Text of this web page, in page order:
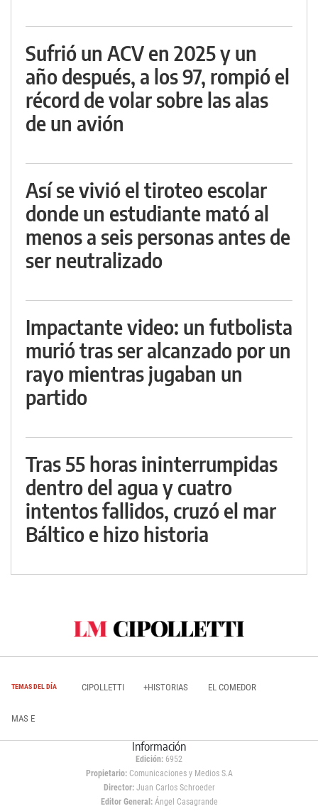
Sufrió un ACV en 2025 y un
año después, a los 97, rompió el
récord de volar sobre las alas
de un avión
Así se vivió el tiroteo escolar
donde un estudiante mató al
menos a seis personas antes de
ser neutralizado
Impactante video: un futbolista
murió tras ser alcanzado por un
rayo mientras jugaban un
partido
Tras 55 horas ininterrumpidas
dentro del agua y cuatro
intentos fallidos, cruzó el mar
Báltico e hizo historia
TEMAS DEL DÍA CIPOLLETTI +HISTORIAS EL COMEDOR
MAS E
Información
Edición: 6952
Propietario:Comunicaciones y Medios S.A
Director: Juan Carlos Schroeder
Editor General:Ángel Casagrande